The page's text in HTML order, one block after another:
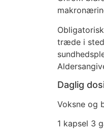
træde i
Daglig
Voksne og
1 kapsel 3